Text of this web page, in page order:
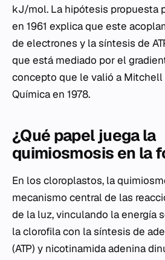
kJ/mol. La hipótesis propuesta
en 1961 explica que este
de electrones y la síntesis de
que está mediado por el
concepto que le valió a
Química en 1978.
¿Qué papel juega la
quimiosmosis en la
En los cloroplastos, la
mecanismo central de las
de la luz, vinculando la energía
la clorofila con la síntesis de
(ATP) y nicotinamida adenina